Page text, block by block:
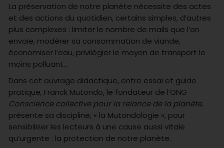
La préservation de notre planète nécessite des actes
et des actions du quotidien, certains simples, d’autres
plus complexes : limiter le nombre de mails que l’on
envoie, modérer sa consommation de viande,
économiser l’eau, privilégier le moyen de transport le
moins polluant…
Dans cet ouvrage didactique, entre essai et guide
pratique, Franck Mutondo, le fondateur de l’ONG
Conscience collective pour la relance de la planète,
présente sa discipline, « la Mutondologie », pour
sensibiliser les lecteurs à une cause aussi vitale
qu’urgente : la protection de notre planète.